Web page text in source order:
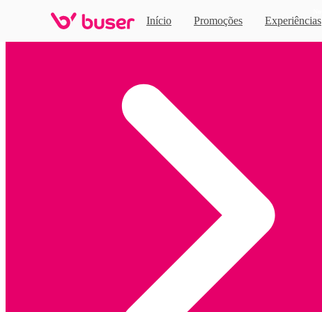
Início Promoções Experiências